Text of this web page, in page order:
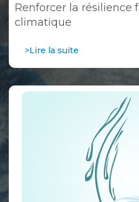
Renforcer la résilience
climatique
>Lire la suite